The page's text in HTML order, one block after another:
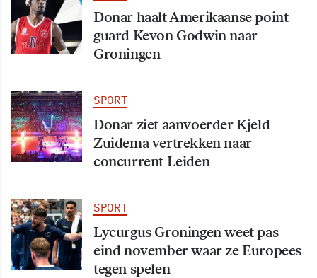
Donar haalt Amerikaanse point
guard Kevon Godwin naar
Groningen
SPORT
Donar ziet aanvoerder Kjeld
Zuidema vertrekken naar
concurrent Leiden
SPORT
Lycurgus Groningen weet pas
eind november waar ze Europees
tegen spelen